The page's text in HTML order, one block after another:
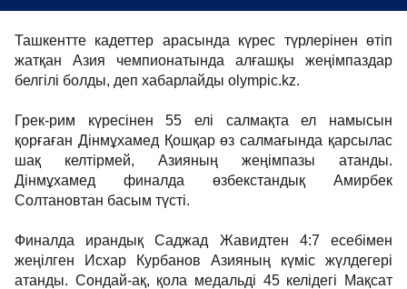
Ташкентте кадеттер арасында күрес түрлерінен өтіп
жатқан Азия чемпионатында алғашқы жеңімпаздар
белгілі болды, деп хабарлайды olympic.kz.
Грек-рим күресінен 55 елі салмақта ел намысын
қорғаған Дінмұхамед Қошқар өз салмағында қарсылас
шақ келтірмей, Азияның жеңімпазы атанды.
Дінмұхамед финалда өзбекстандық Амирбек
Солтановтан басым түсті.
Финалда ирандық Саджад Жавидтен 4:7 есебімен
жеңілген Исхар Курбанов Азияның күміс жүлдегері
атанды. Сондай-ақ, қола медальді 45 келідегі Мақсат